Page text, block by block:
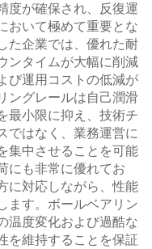
度が確保され、反復運
おいて極めて重要とな
た企業では、優れた耐
ンタイムが大幅に削減
び運用コストの低減が
ングレールは自己潤滑
最小限に抑え、技術チ
ではなく、業務運営に
集中させることを可能
にも非常に優れてお
に対応しながら、性能
ます。ボールベアリン
温度変化および過酷な
を維持することを保証